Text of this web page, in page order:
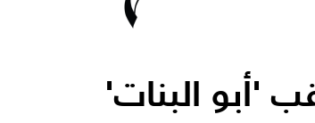
'أبو البنات'